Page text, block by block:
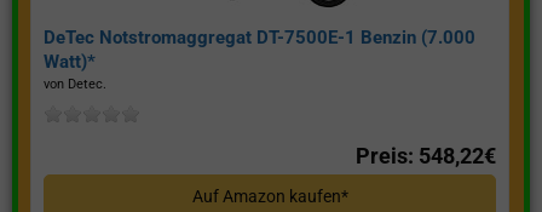
DeTec Notstromaggregat DT-7500E-1 Benzin (7.000
Watt)*
von Detec.
Preis: 548,22€
Auf Amazon kaufen*